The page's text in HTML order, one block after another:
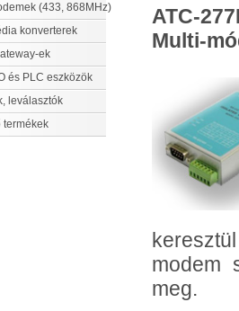
(433, 868MHz)
konverterek
ek
és PLC eszközök
leválasztók
termékek
ATC-
Multi-
modem
meg.